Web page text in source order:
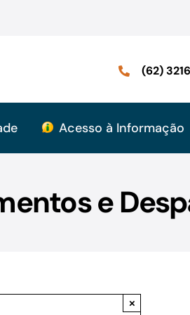
(62)
Acesso à Informação
e
×